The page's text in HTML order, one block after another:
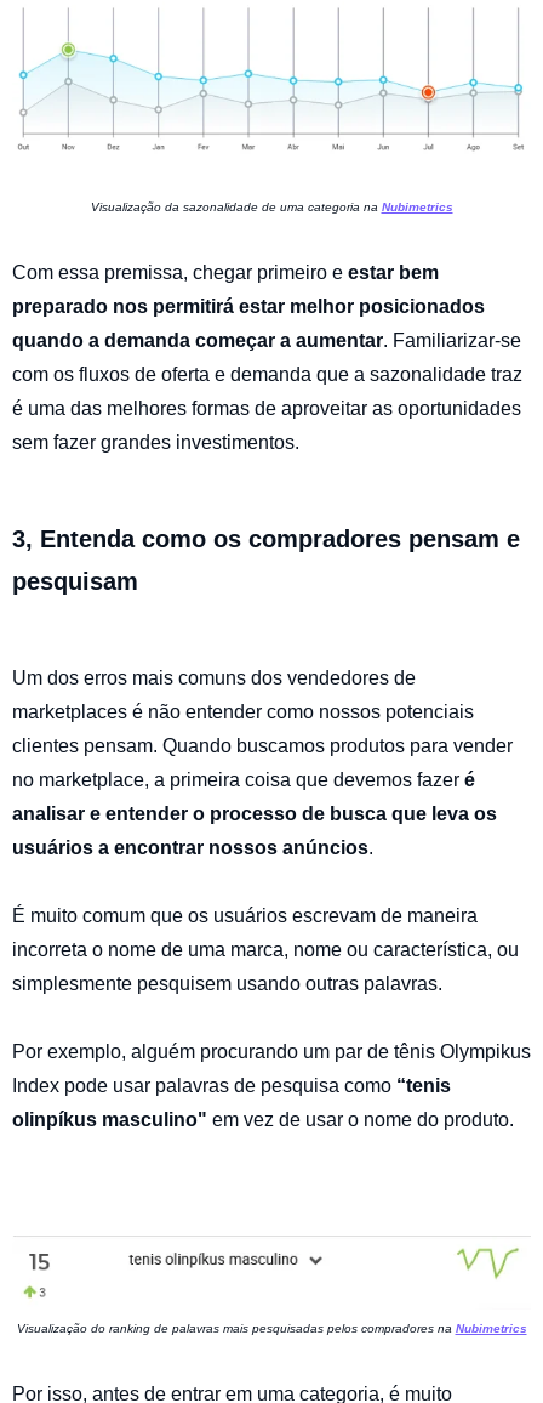
Visualização da sazonalidade de uma categoria na Nubimetrics
Com essa premissa, chegar primeiro e estar bem
preparado nos permitirá estar melhor posicionados
quando a demanda começar a aumentar. Familiarizar-se
com os fluxos de oferta e demanda que a sazonalidade traz
é uma das melhores formas de aproveitar as oportunidades
sem fazer grandes investimentos.
3, Entenda como os compradores pensam e
pesquisam
Um dos erros mais comuns dos vendedores de
marketplaces é não entender como nossos potenciais
clientes pensam. Quando buscamos produtos para vender
no marketplace, a primeira coisa que devemos fazer é
analisar e entender o processo de busca que leva os
usuários a encontrar nossos anúncios.
É muito comum que os usuários escrevam de maneira
incorreta o nome de uma marca, nome ou característica, ou
simplesmente pesquisem usando outras palavras.
Por exemplo, alguém procurando um par de tênis Olympikus
Index pode usar palavras de pesquisa como “tenis
olinpíkus masculino" em vez de usar o nome do produto.
Visualização do ranking de palavras mais pesquisadas pelos compradores na Nubimetrics
Por isso, antes de entrar em uma categoria, é muito